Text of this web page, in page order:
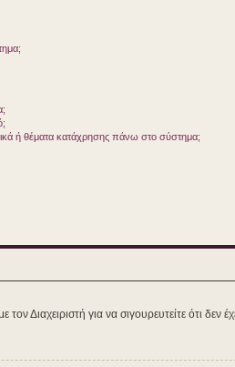
ή θέματα κατάχρησης πάνω στο σύστημα;
Διαχειριστή για να σιγουρευτείτε ότι δεν